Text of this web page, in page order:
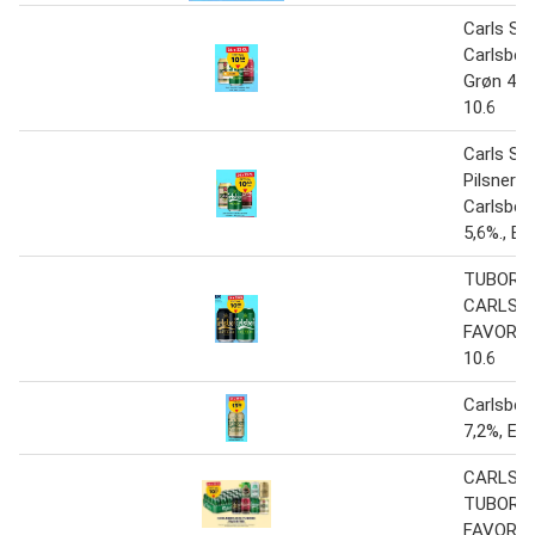
Carls
Grøn
10.6
Carls
Pilsner
5,6%.,
10.6
7,2%,
TUBORG